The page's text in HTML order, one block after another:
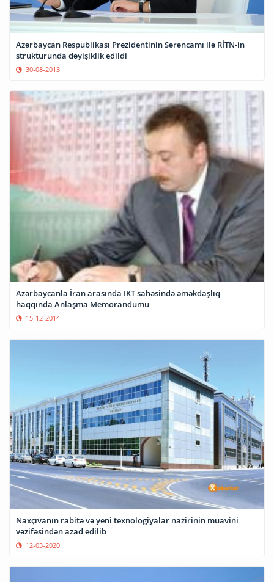
Azərbaycan Respublikası Prezidentinin Sərəncamı ilə RİTN-in
strukturunda dəyişiklik edildi
30-08-2013
Azərbaycanla İran arasında IKT sahəsində əməkdaşlıq
haqqında Anlaşma Memorandumu
15-12-2014
Naxçıvanın rabitə və yeni texnologiyalar nazirinin müavini
vəzifəsindən azad edilib
12-03-2020